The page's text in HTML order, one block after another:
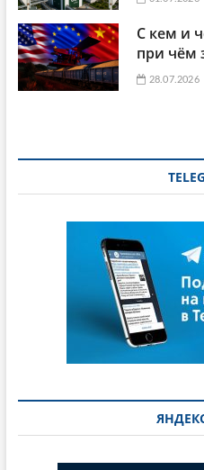
С кем и
при чём
28.07.2026